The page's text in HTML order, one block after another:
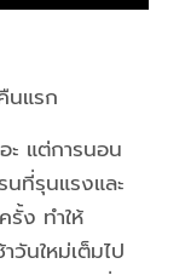
นแรก
ะ แต่การนอน
ที่รุนแรงและ
ง ทำให้
วันใหม่เต็มไป